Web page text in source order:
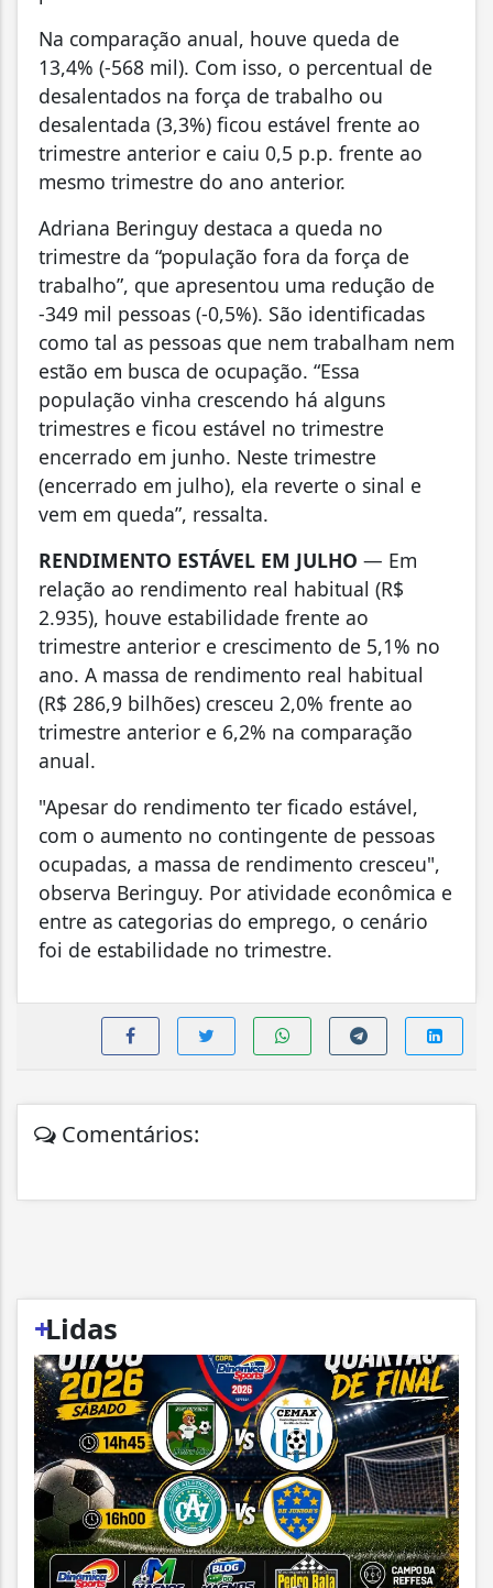
Na comparação anual, houve queda de
13,4% (-568 mil). Com isso, o percentual de
desalentados na força de trabalho ou
desalentada (3,3%) ficou estável frente ao
trimestre anterior e caiu 0,5 p.p. frente ao
mesmo trimestre do ano anterior.
Adriana Beringuy destaca a queda no
trimestre da “população fora da força de
trabalho”, que apresentou uma redução de
-349 mil pessoas (-0,5%). São identificadas
como tal as pessoas que nem trabalham nem
estão em busca de ocupação. “Essa
população vinha crescendo há alguns
trimestres e ficou estável no trimestre
encerrado em junho. Neste trimestre
(encerrado em julho), ela reverte o sinal e
vem em queda”, ressalta.
RENDIMENTO ESTÁVEL EM JULHO — Em
relação ao rendimento real habitual (R$
2.935), houve estabilidade frente ao
trimestre anterior e crescimento de 5,1% no
ano. A massa de rendimento real habitual
(R$ 286,9 bilhões) cresceu 2,0% frente ao
trimestre anterior e 6,2% na comparação
anual.
"Apesar do rendimento ter ficado estável,
com o aumento no contingente de pessoas
ocupadas, a massa de rendimento cresceu",
observa Beringuy. Por atividade econômica e
entre as categorias do emprego, o cenário
foi de estabilidade no trimestre.
Comentários:
+
Lidas